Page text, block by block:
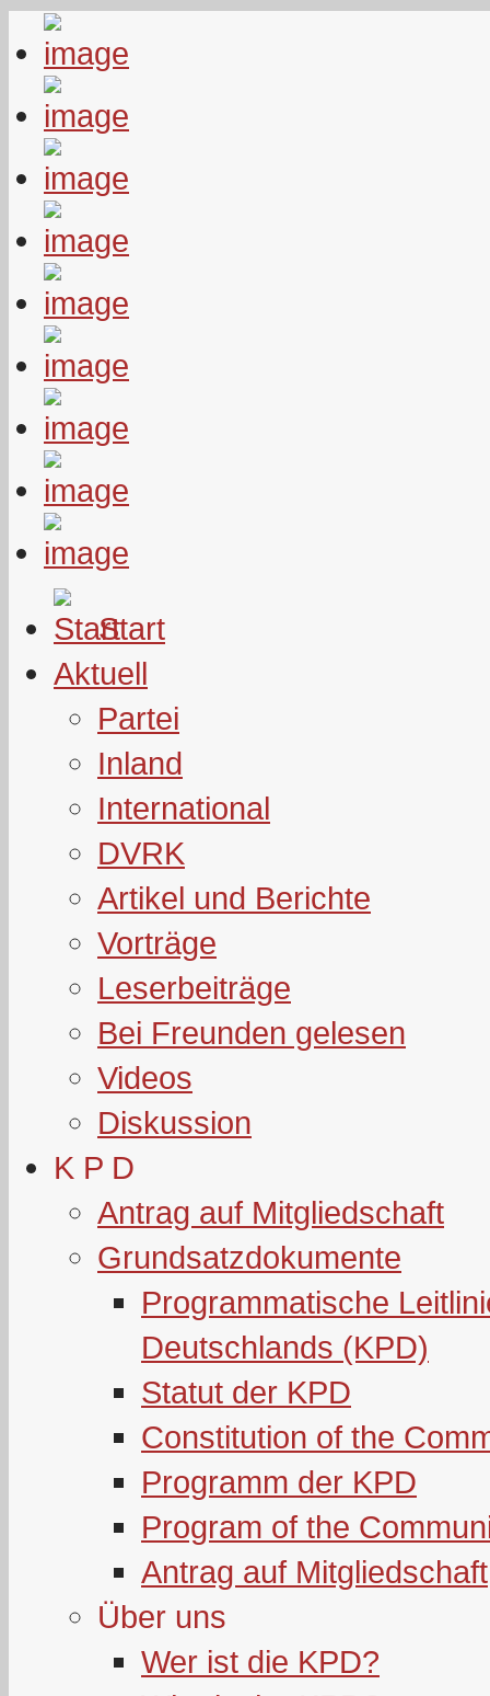
Start
Aktuell
Partei
Inland
International
DVRK
Artikel und Berichte
Vorträge
Leserbeiträge
Bei Freunden gelesen
Videos
Diskussion
K P D
Antrag auf Mitgliedschaft
Grundsatzdokumente
Programmatische
Deutschlands (KPD)
Statut der KPD
Constitution of the
Programm der KPD
Program of the
Antrag auf Mitgliedschaft
Über uns
Wer ist die KPD?